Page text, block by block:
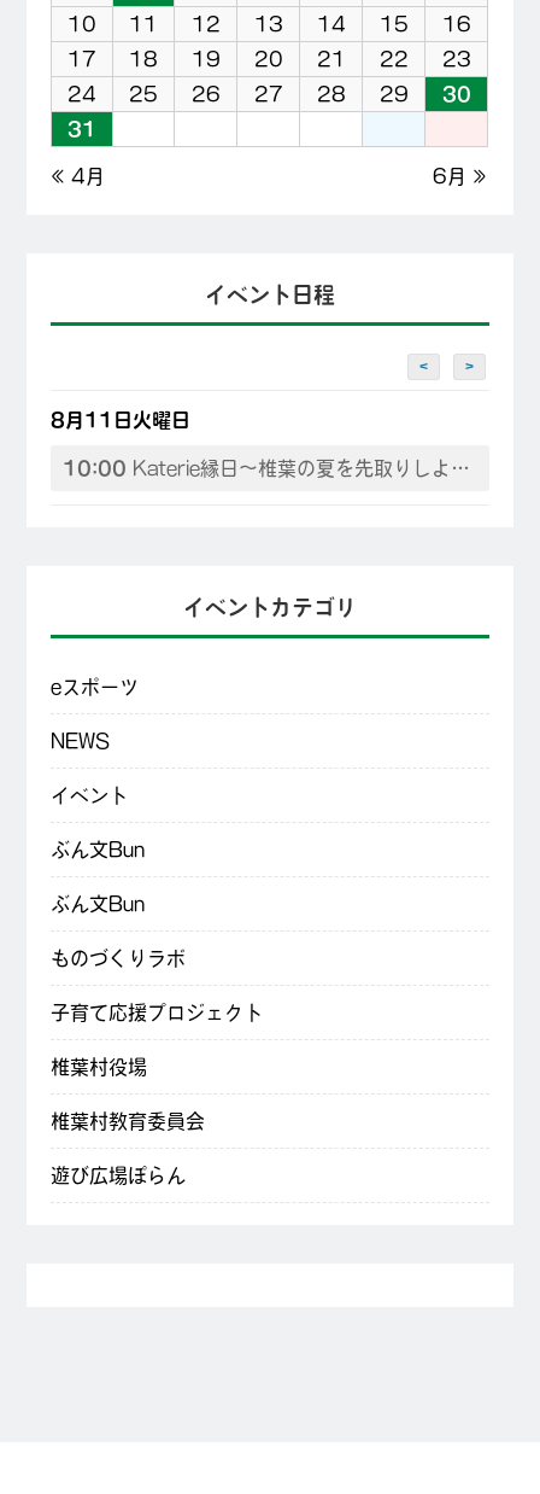
10
11 12 13 14 15
16
17
18 19 20 21 22
23
24
25 26 27 28 29
30
31
« 4月 6月 »
イベント日程
< >
8月11日火曜日
10:00 Katerie縁日～椎葉の夏を先取りしよう♪
イベントカテゴリ
eスポーツ
NEWS
イベント
ぶん文Bun
ぶん文Bun
ものづくりラボ
子育て応援プロジェクト
椎葉村役場
椎葉村教育委員会
遊び広場ぽらん